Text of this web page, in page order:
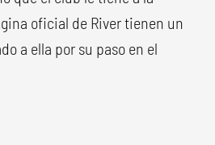
oficial de River tienen un
a ella por su paso en el